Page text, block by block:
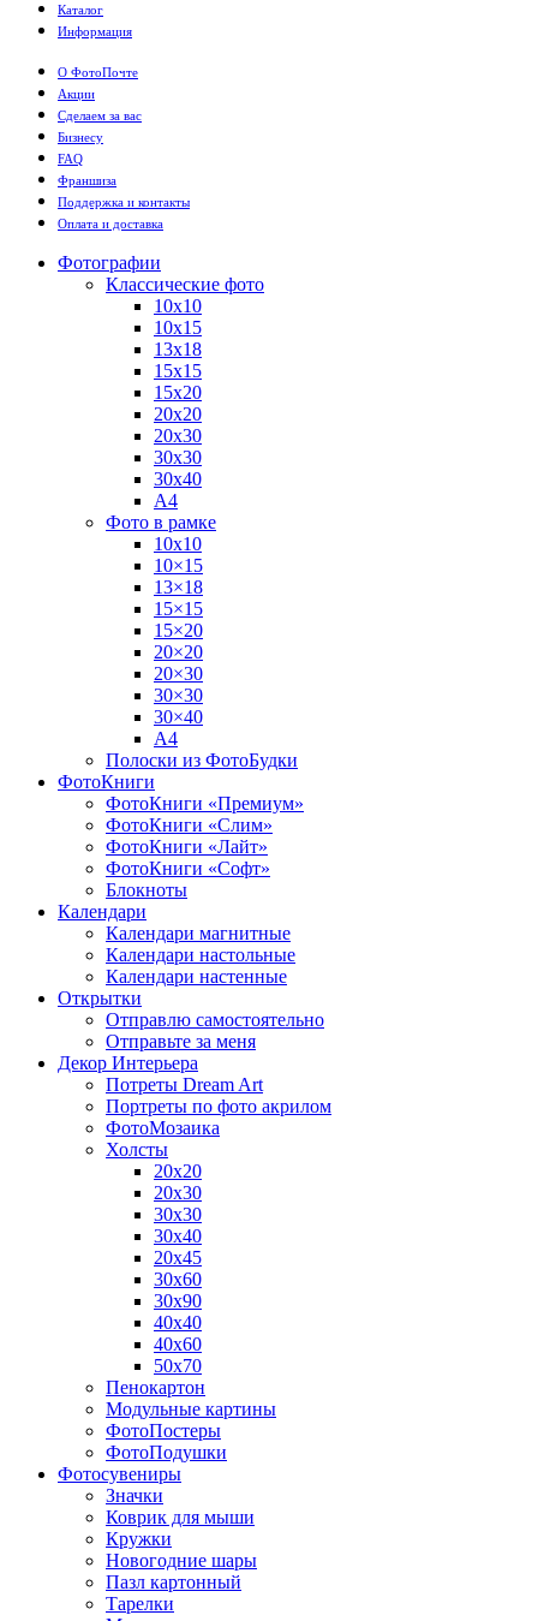
Каталог
Информация
О ФотоПочте
Акции
Сделаем за вас
Бизнесу
FAQ
Франшиза
Поддержка и контакты
Оплата и доставка
Фотографии
Классические фото
10х10
10х15
13х18
15х15
15х20
20х20
20х30
30х30
30х40
А4
Фото в рамке
10х10
10×15
13×18
15×15
15×20
20×20
20×30
30×30
30×40
A4
Полоски из ФотоБудки
ФотоКниги
ФотоКниги «Премиум»
ФотоКниги «Слим»
ФотоКниги «Лайт»
ФотоКниги «Софт»
Блокноты
Календари
Календари магнитные
Календари настольные
Календари настенные
Открытки
Отправлю самостоятельно
Отправьте за меня
Декор Интерьера
Потреты Dream Art
Портреты по фото акрилом
ФотоМозаика
Холсты
20х20
20х30
30х30
30х40
20х45
30х60
30х90
40х40
40х60
50х70
Пенокартон
Модульные картины
ФотоПостеры
ФотоПодушки
Фотоcувениры
Значки
Коврик для мыши
Кружки
Новогодние шары
Пазл картонный
Тарелки